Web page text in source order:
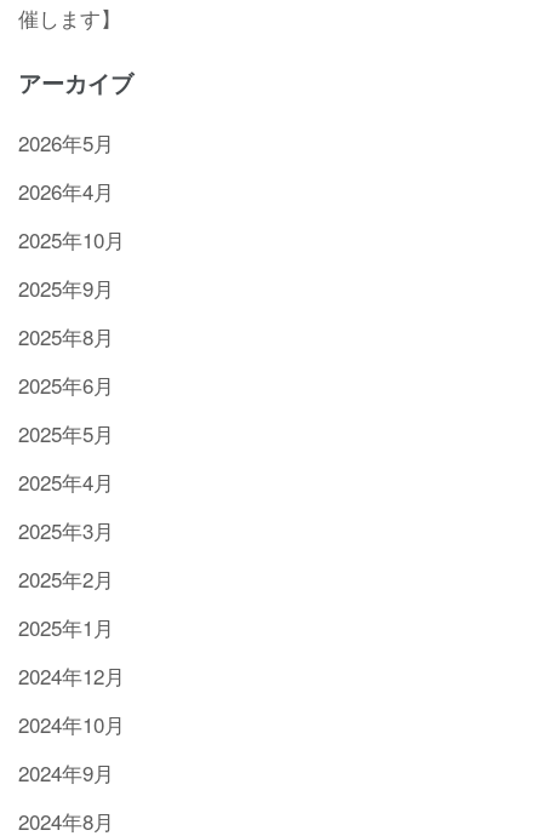
催します】
アーカイブ
2026年5月
2026年4月
2025年10月
2025年9月
2025年8月
2025年6月
2025年5月
2025年4月
2025年3月
2025年2月
2025年1月
2024年12月
2024年10月
2024年9月
2024年8月